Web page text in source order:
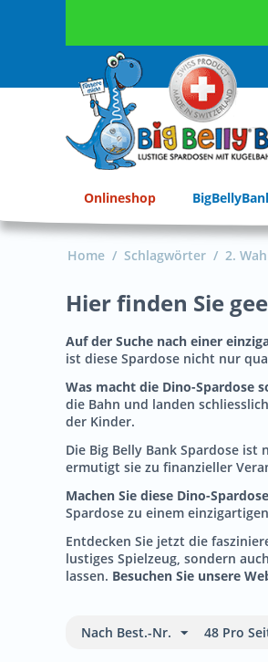
Onlineshop
Home / Schlagwörter / 2.
Hier finden Sie
Auf der Suche nach einer
ist diese Spardose nicht nur
Was macht die Dino-Spardose
die Bahn und landen
der Kinder.
Die Big Belly Bank Spardose
ermutigt sie zu finanzieller
Machen Sie diese Dino-
Spardose zu einem
Entdecken Sie jetzt die
lustiges Spielzeug, sondern
lassen. Besuchen Sie unsere
Nach Best.-Nr. 48 Pro